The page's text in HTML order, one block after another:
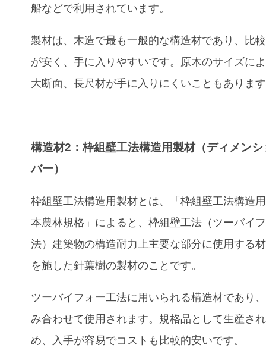
船などで利用されています。
製材は、木造で最も一般的な構造材であり、比
が安く、手に入りやすいです。原木のサイズに
大断面、長尺材が手に入りにくいこともありま
構造材2：枠組壁工法構造用製材（ディメン
バー）
枠組壁工法構造用製材とは、「枠組壁工法構造
本農林規格」によると、枠組壁工法（ツーバイ
法）建築物の構造耐力上主要な部分に使用する
を施した針葉樹の製材のことです。
ツーバイフォー工法に用いられる構造材であり
み合わせて使用されます。規格品として生産さ
め、入手が容易でコストも比較的安いです。